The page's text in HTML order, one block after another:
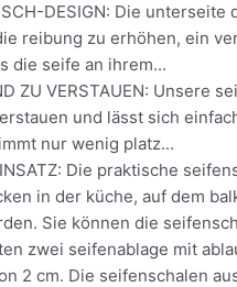
DESIGN: Die
reibung zu erhöhen, ein
die seife an ihrem...
ZU VERSTAUEN: Unsere
und lässt sich
nur wenig platz...
Die praktische
in der küche, auf dem
Sie können die
zwei seifenablage mit
2 cm. Die seifenschalen